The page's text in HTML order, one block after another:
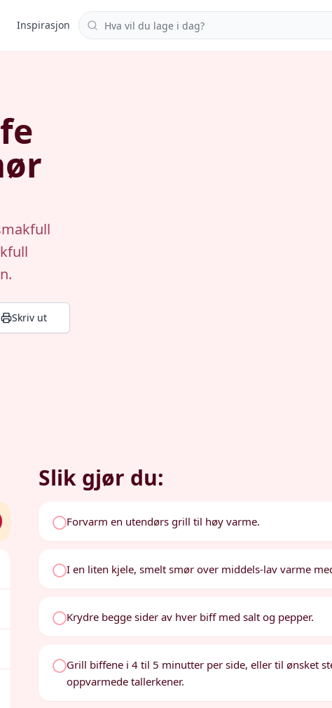
Inspirasjon Søk i oppskrifter
Skriv ut
Slik gjør du:
Forvarm en utendørs grill til høy varme.
I en liten kjele, smelt smør over middels-lav varme
Krydre begge sider av hver biff med salt og pepper.
Grill biffene i 4 til 5 minutter per side, eller til ønsket
oppvarmede tallerkener.